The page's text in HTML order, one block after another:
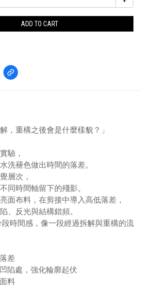
ADD TO CART
，重構之後會是什麼樣貌？」
驗，
洗褪色做出時間的落差。
層次，
同時間軸留下的殘影。
面布料，在剪接中導入高低落差，
、反光與結構錯頻。
時間感，像一段經過拆解與重構的流
差
陷處，強化輪廓起伏
料